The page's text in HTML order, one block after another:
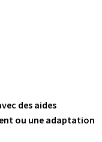
des aides
ou une adaptation